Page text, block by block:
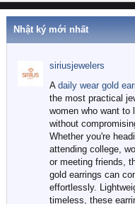
Nhật ký mới nhất
siriusjewelers
A daily wear gold
the most practical
women who want to
without
Whether you're
attending college,
or meeting friends,
gold earrings can
effortlessly.
timeless, these